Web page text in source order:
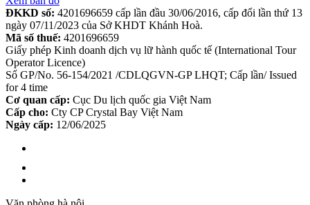
ĐKKD số: 4201696659 cấp lần đầu 30/06/2016, cấp đổi lần thứ 13
ngày 07/11/2023 của Sở KHDT Khánh Hoà.
Mã số thuế: 4201696659
Giấy phép Kinh doanh dịch vụ lữ hành quốc tế (International Tour
Operator Licence)
Số GP/No. 56-154/2021 /CDLQGVN-GP LHQT; Cấp lần/ Issued
for 4 time
Cơ quan cấp: Cục Du lịch quốc gia Việt Nam
Cấp cho: Cty CP Crystal Bay Việt Nam
Ngày cấp: 12/06/2025